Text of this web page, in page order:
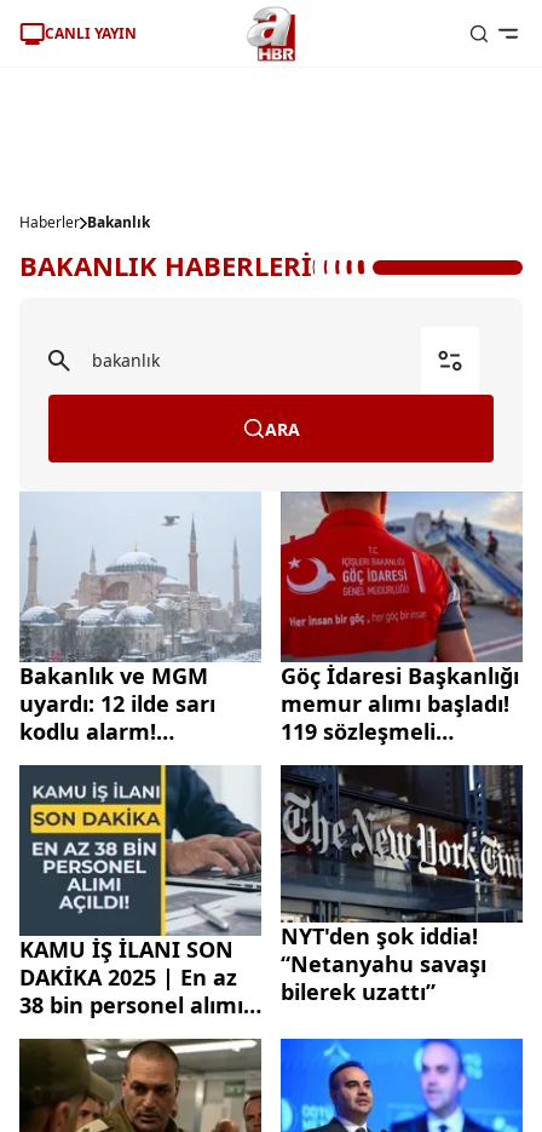
CANLI YAYIN
Haberler Bakanlık
BAKANLIK HABERLERİ
ARA
Bakanlık ve MGM
uyardı: 12 ilde sarı
kodlu alarm!
İstanbul'da kar yağışı
başladı
Göç İdaresi Başkanlığı
memur alımı başladı!
119 sözleşmeli
personel alımı
başvuru şartları
neler? KPSS ve branş
detayları
KAMU İŞ İLANI SON
DAKİKA 2025 | En az
38 bin personel alımı
açıldı! Sağlık
Bakanlığı, TÜBİTAK...
İşte başvuru için
merak edilenler
NYT'den şok iddia!
“Netanyahu savaşı
bilerek uzattı”